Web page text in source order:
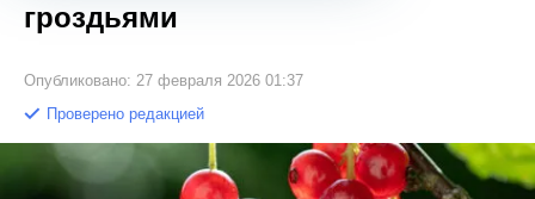
гроздьями
Опубликовано: 27 февраля 2026 01:37
Проверено редакцией